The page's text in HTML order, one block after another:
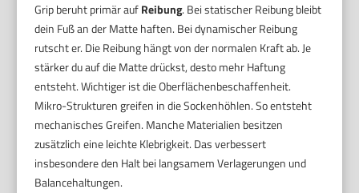
Grip beruht primär aufReibung. Bei statischer Reibung bleibt
dein Fuß an der Matte haften. Bei dynamischer Reibung
rutscht er. Die Reibung hängt von der normalen Kraft ab. Je
stärker du auf die Matte drückst, desto mehr Haftung
entsteht. Wichtiger ist die Oberflächenbeschaffenheit.
Mikro-Strukturen greifen in die Sockenhöhlen. So entsteht
mechanisches Greifen. Manche Materialien besitzen
zusätzlich eine leichte Klebrigkeit. Das verbessert
insbesondere den Halt bei langsamem Verlagerungen und
Balancehaltungen.